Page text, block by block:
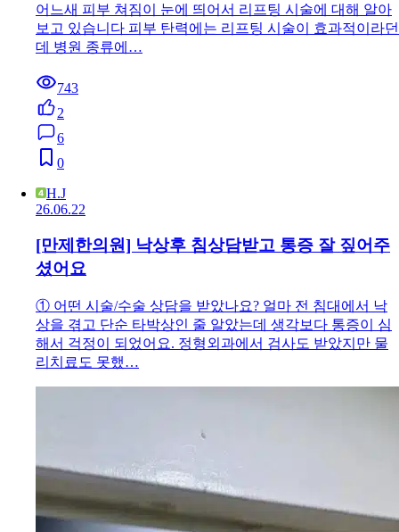
어느새 피부 쳐짐이 눈에 띄어서 리프팅 시술에 대해 알아
보고 있습니다 피부 탄력에는 리프팅 시술이 효과적이라던
데 병원 종류에…
743
2
6
0
H.J
26.06.22
[만제한의원] 낙상후 침상담받고 통증 잘 짚어주
셨어요
① 어떤 시술/수술 상담을 받았나요? 얼마 전 침대에서 낙
상을 겪고 단순 타박상인 줄 알았는데 생각보다 통증이 심
해서 걱정이 되었어요. 정형외과에서 검사도 받았지만 물
리치료도 못했…